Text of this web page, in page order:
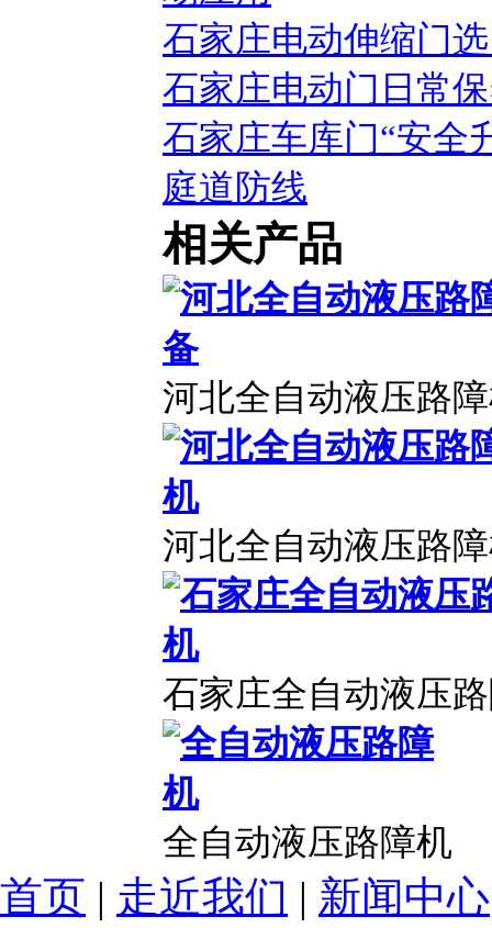
石家庄电动伸缩门
石家庄电动门日常
石家庄车库门“安全
庭道防线
相关产品
河北全自动液压路
河北全自动液压路
石家庄全自动液压
全自动液压路障机
首页 | 走近我们 | 新闻中心